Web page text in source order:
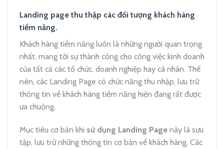
Landing page thu thập các đối tượng khách hàng
tiềm năng.
Khách hàng tiềm năng luôn là những người quan trọng
nhất, mang tới sự thành công cho công việc kinh doanh
của tất cả các tổ chức, doanh nghiệp hay cá nhân. Thế
nên, các Landing Page có chức năng thu nhập, lưu trữ
thông tin về khách hàng tiềm năng hiện đang rất được
ưa chuộng.
Mục tiêu cơ bản khi sử dụng Landing Page này là sưu
tập, lưu trữ những thông tin cơ bản về khách hàng. Các